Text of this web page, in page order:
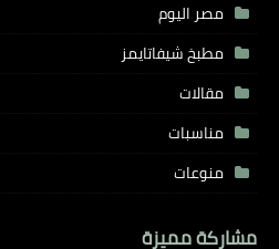
مصر اليوم
مطبخ شيفاتايمز
مقالات
مناسبات
منوعات
مشاركة مميزة